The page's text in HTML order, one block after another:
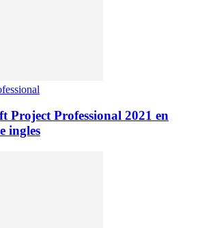
Project Professional 2021 en
ingles